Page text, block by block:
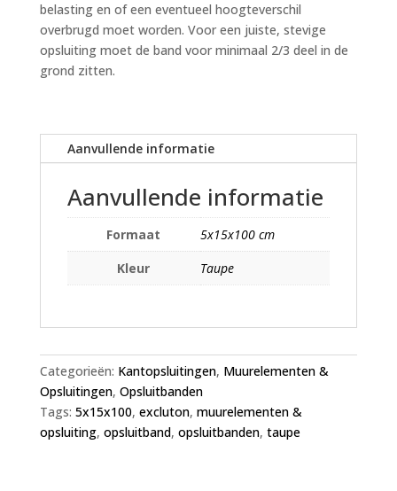
belasting en of een eventueel hoogteverschil
overbrugd moet worden. Voor een juiste, stevige
opsluiting moet de band voor minimaal 2/3 deel in de
grond zitten.
Aanvullende informatie
Aanvullende informatie
Formaat
5x15x100 cm
Kleur
Taupe
Categorieën: Kantopsluitingen, Muurelementen &
Opsluitingen, Opsluitbanden
Tags: 5x15x100, excluton, muurelementen &
opsluiting, opsluitband, opsluitbanden, taupe